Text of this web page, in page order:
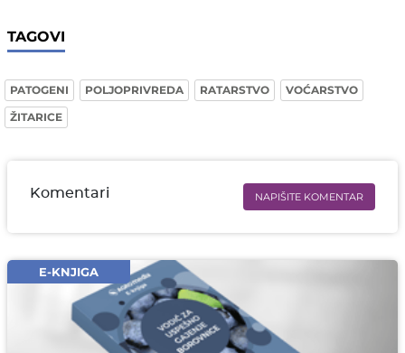
TAGOVI
PATOGENI POLJOPRIVREDA RATARSTVO
VOĆARSTVO
ŽITARICE
Komentari NAPIŠITE KOMENTAR
Email* obavezno
Komentar* obavezno
E-KNJIGA